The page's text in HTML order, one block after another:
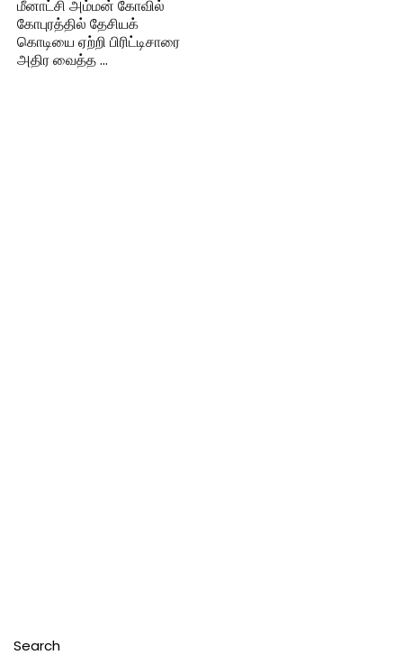
மீனாட்சி அம்மன் கோவில்
கோபுரத்தில் தேசியக்
கொடியை ஏற்றி பிரிட்டிசாரை
அதிர வைத்த …
Search